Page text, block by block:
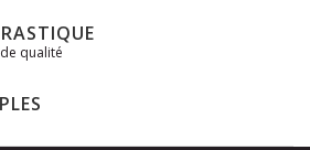
qualité